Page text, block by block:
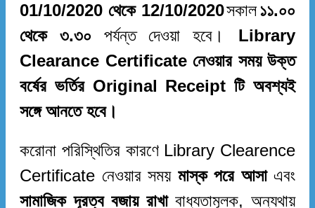
01/10/2020 থেকে12/10/2020সকাল১১.০০
থেকে
৩.৩০ পর্যন্ত দেওয়া হবে।
Library
Clearance Certificate নেওয়ার সময় উক্ত
বর্ষের ভর্তির Original Receipt টি অবশ্যই
সঙ্গে আনতে হবে।
করোনা পরিস্থিতির কারণে Library Clearence
Certificate নেওয়ার সময় মাস্ক পরে আসাএবং
সামাজিক দূরত্ব বজায় রাখাবাধ্যতামূলক, অন্যথায়